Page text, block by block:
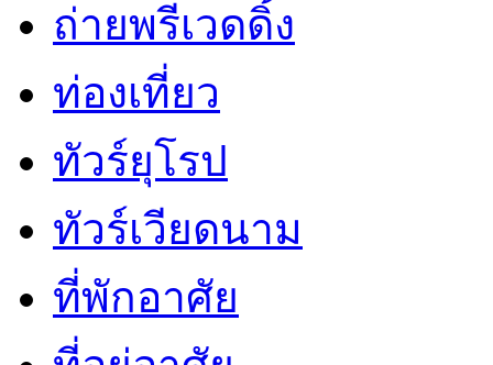
ถ่ายพรีเวดดิ้ง
ท่องเที่ยว
ทัวร์ยุโรป
ทัวร์เวียดนาม
ที่พักอาศัย